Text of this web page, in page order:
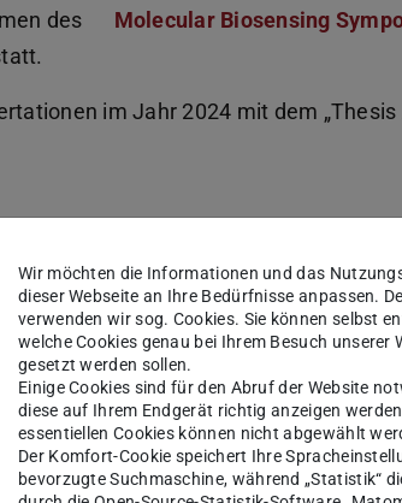
des
Molecular Biosensing
im Jahr 2024 mit dem „Thesis
Tabea Hoffmann
In ihrer Bachelorarbeit testete
Hoffmann einen Ansatz zur
Beschleunigung der Kinetik
proteinbasierter, synthetischer
Wir möchten die Informationen und das
dieser Webseite an Ihre Bedürfnisse anpassen.
verwenden wir sog. Cookies. Sie können selbst
welche Cookies genau bei Ihrem Besuch unserer
gesetzt werden sollen.
Einige Cookies sind für den Abruf der Website
diese auf Ihrem Endgerät richtig anzeigen
essentiellen Cookies können nicht abgewählt
Der Komfort-Cookie speichert Ihre
bevorzugte Suchmaschine, während „Statistik“